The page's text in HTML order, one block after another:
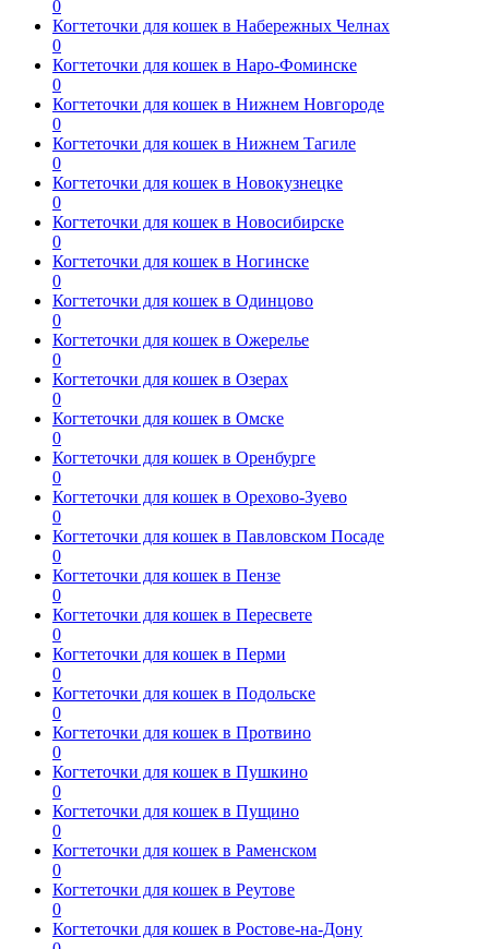
0
Когтеточки для кошек в Набережных Челнах
0
Когтеточки для кошек в Наро-Фоминске
0
Когтеточки для кошек в Нижнем Новгороде
0
Когтеточки для кошек в Нижнем Тагиле
0
Когтеточки для кошек в Новокузнецке
0
Когтеточки для кошек в Новосибирске
0
Когтеточки для кошек в Ногинске
0
Когтеточки для кошек в Одинцово
0
Когтеточки для кошек в Ожерелье
0
Когтеточки для кошек в Озерах
0
Когтеточки для кошек в Омске
0
Когтеточки для кошек в Оренбурге
0
Когтеточки для кошек в Орехово-Зуево
0
Когтеточки для кошек в Павловском Посаде
0
Когтеточки для кошек в Пензе
0
Когтеточки для кошек в Пересвете
0
Когтеточки для кошек в Перми
0
Когтеточки для кошек в Подольске
0
Когтеточки для кошек в Протвино
0
Когтеточки для кошек в Пушкино
0
Когтеточки для кошек в Пущино
0
Когтеточки для кошек в Раменском
0
Когтеточки для кошек в Реутове
0
Когтеточки для кошек в Ростове-на-Дону